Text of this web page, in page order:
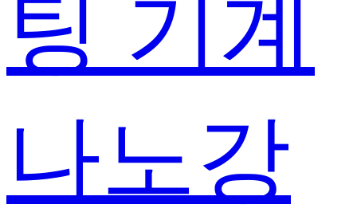
팅 기계
나노강